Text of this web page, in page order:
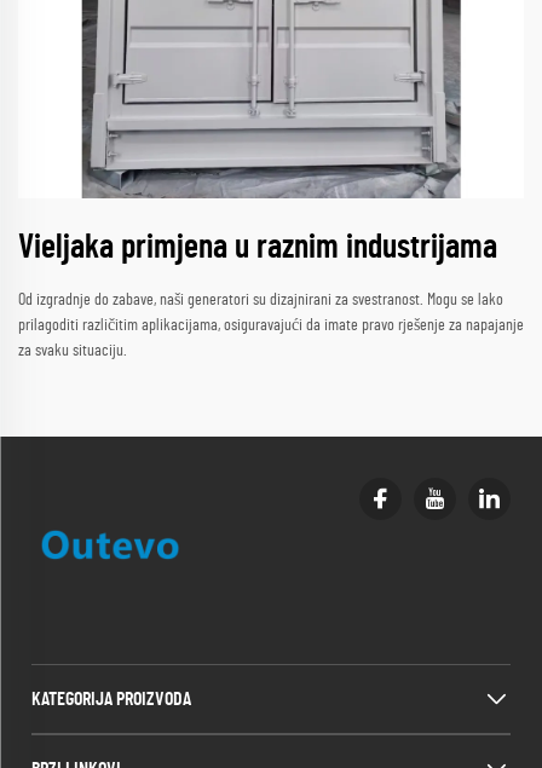
Vieljaka primjena u raznim industrijama
Od izgradnje do zabave, naši generatori su dizajnirani za svestranost. Mogu se lako
prilagoditi različitim aplikacijama, osiguravajući da imate pravo rješenje za napajanje
za svaku situaciju.
KATEGORIJA PROIZVODA